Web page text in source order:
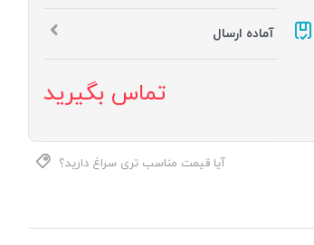
آماده ارسال
تماس بگیرید
آیا قیمت مناسب تری سراغ دارید؟